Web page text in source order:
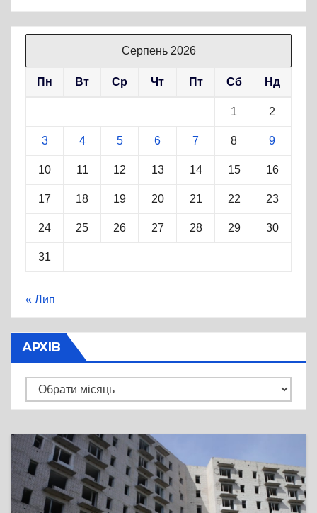
Серпень 2026
Пн Вт Ср Чт Пт Сб Нд
1 2
3 4 5 6 7 8 9
10 11 12 13 14 15 16
17 18 19 20 21 22 23
24 25 26 27 28 29 30
31
« Лип
АРХІВ
Архів